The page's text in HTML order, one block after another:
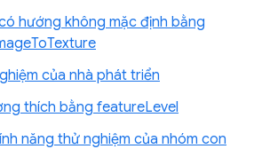
hướng không mặc định bằng
của nhà phát triển
thích bằng featureLevel
năng thử nghiệm của nhóm con